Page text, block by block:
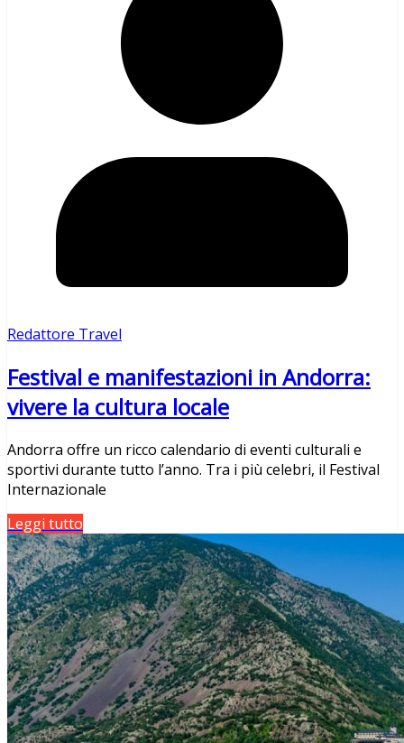
Redattore Travel
Festival e manifestazioni in Andorra:
vivere la cultura locale
Andorra offre un ricco calendario di eventi culturali e
sportivi durante tutto l’anno. Tra i più celebri, il Festival
Internazionale
Leggi tutto